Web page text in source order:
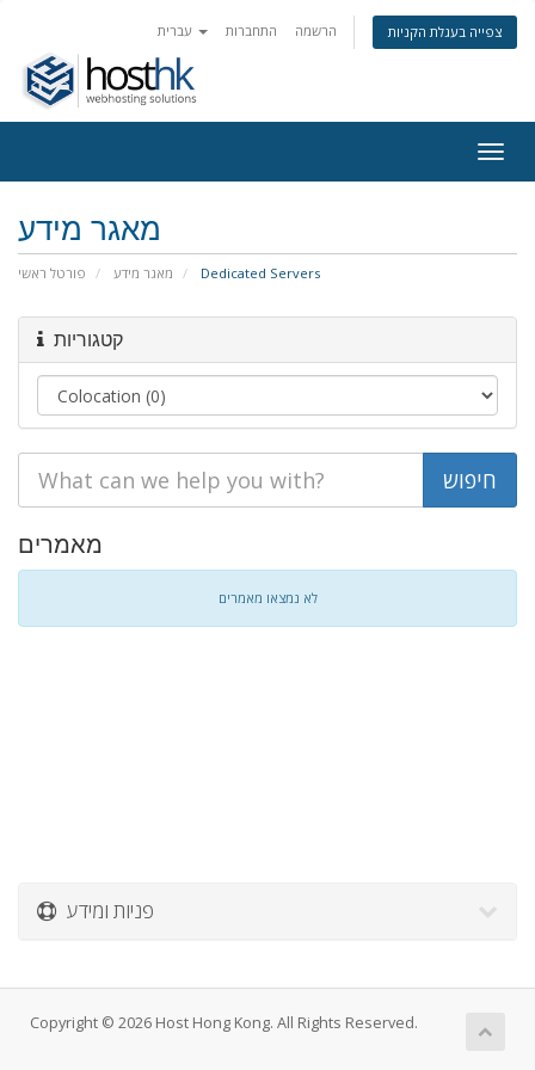
התחברות הרשמה צפייה בעגלת הקניות
מאגר מידע
פורטל ראשי מאגר מידע Dedicated Servers
קטגוריות
מאמרים
לא נמצאו מאמרים
פניות ומידע
Copyright © 2026 Host Hong Kong. All Rights Reserved.